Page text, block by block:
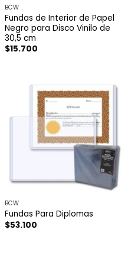
BCW
Fundas de Interior de Papel
Negro para Disco Vinilo de
30,5 cm
$15.700
BCW
Fundas Para Diplomas
$53.100